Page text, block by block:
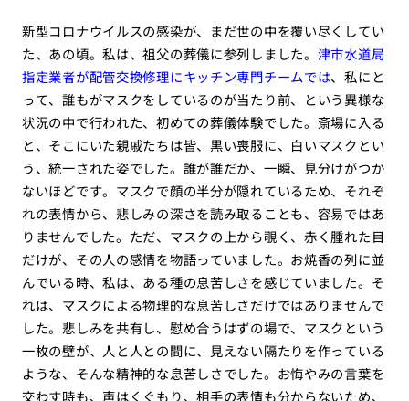
新型コロナウイルスの感染が、まだ世の中を覆い尽くしてい
た、あの頃。私は、祖父の葬儀に参列しました。 津市水道局
指定業者が配管交換修理にキッチン専門チームでは、私にと
って、誰もがマスクをしているのが当たり前、という異様な
状況の中で行われた、初めての葬儀体験でした。斎場に入る
と、そこにいた親戚たちは皆、黒い喪服に、白いマスクとい
う、統一された姿でした。誰が誰だか、一瞬、見分けがつか
ないほどです。マスクで顔の半分が隠れているため、それぞ
れの表情から、悲しみの深さを読み取ることも、容易ではあ
りませんでした。ただ、マスクの上から覗く、赤く腫れた目
だけが、その人の感情を物語っていました。お焼香の列に並
んでいる時、私は、ある種の息苦しさを感じていました。そ
れは、マスクによる物理的な息苦しさだけではありませんで
した。悲しみを共有し、慰め合うはずの場で、マスクという
一枚の壁が、人と人との間に、見えない隔たりを作っている
ような、そんな精神的な息苦しさでした。お悔やみの言葉を
交わす時も、声はくぐもり、相手の表情も分からないため、